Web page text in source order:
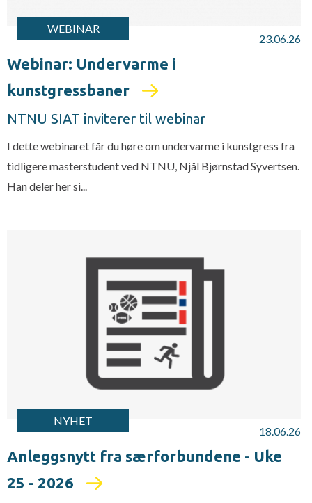
WEBINAR
23.06.26
Webinar: Undervarme i
kunstgressbaner
NTNU SIAT inviterer til webinar
I dette webinaret får du høre om undervarme i kunstgress fra
tidligere masterstudent ved NTNU, Njål Bjørnstad Syvertsen.
Han deler her si...
NYHET
18.06.26
Anleggsnytt fra særforbundene - Uke
25 - 2026